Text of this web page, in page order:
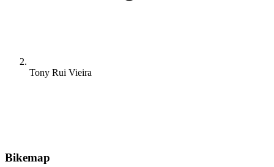
Tony Rui Vieira
Bikemap